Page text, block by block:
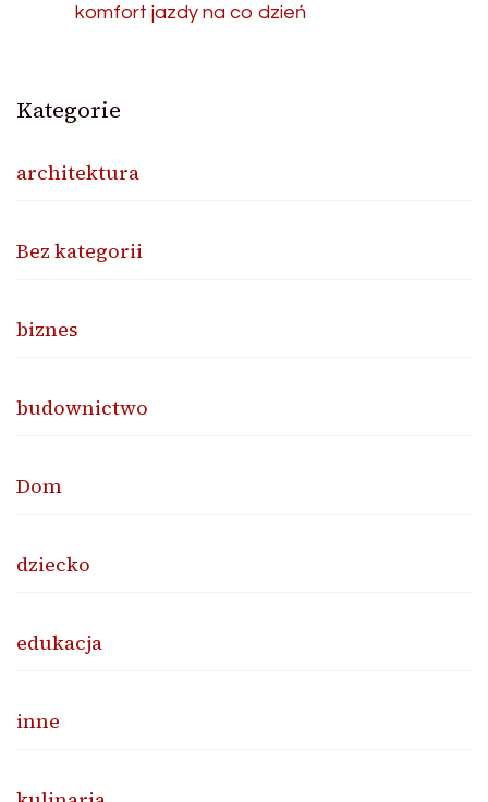
komfort jazdy na co dzień
Kategorie
architektura
Bez kategorii
biznes
budownictwo
Dom
dziecko
edukacja
inne